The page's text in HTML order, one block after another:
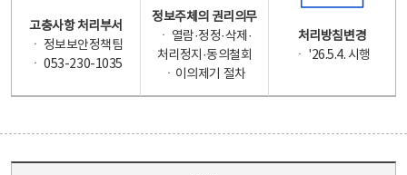
고충사항 처리부서
ㆍ 정보보안정책팀
ㆍ 053-230-1035
정보주체의 권리의무
ㆍ 열람·정정·삭제·
처리정지·동의철회
ㆍ이의제기 절차
처리방침변경
ㆍ '26.5.4. 시행